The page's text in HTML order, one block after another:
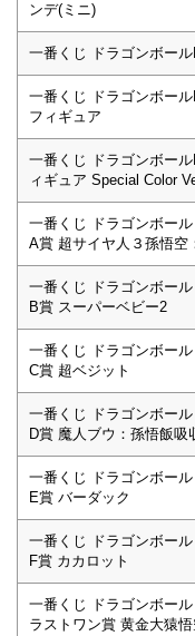
ンデ(ミニ)
一番くじ ドラゴンボー
一番くじ ドラゴンボー
フィギュア
一番くじ ドラゴンボー
ィギュア Special Color
一番くじ ドラゴンボー
A賞 超サイヤ人３孫悟空
一番くじ ドラゴンボー
B賞 スーパーベビー2
一番くじ ドラゴンボー
C賞 超ベジット
一番くじ ドラゴンボー
D賞 魔人ブウ：孫悟飯吸
一番くじ ドラゴンボー
E賞 バーダック
一番くじ ドラゴンボー
F賞 カカロット
一番くじ ドラゴンボー
ラストワン賞 黄金大猿